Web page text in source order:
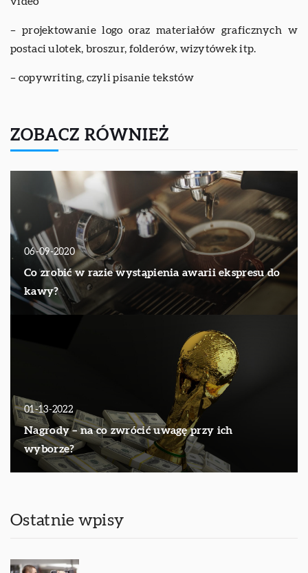
– projektowanie logo oraz materiałów graficznych w
postaci ulotek, broszur, folderów, wizytówek itp.
– copywriting, czyli pisanie tekstów
ZOBACZ RÓWNIEŻ
06-09-2020
Co zrobić w razie wystąpienia awarii ekspresu do
kawy?
01-13-2022
Nagrody – na co zwrócić uwagę przy ich
wyborze?
Ostatnie wpisy